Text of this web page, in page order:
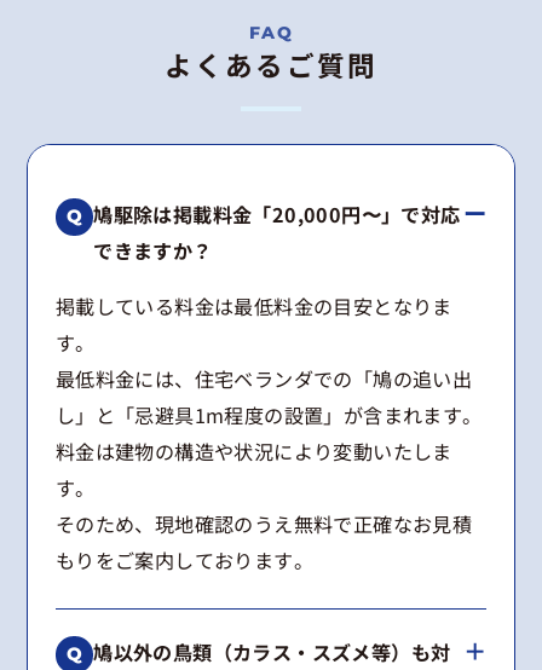
よくあるご質問
鳩駆除は掲載料金「20,000円〜」で対応
できますか？
掲載している料金は最低料金の目安となりま
す。
最低料金には、住宅ベランダでの「鳩の追い出
し」と「忌避具1m程度の設置」が含まれます。
料金は建物の構造や状況により変動いたしま
す。
そのため、現地確認のうえ無料で正確なお見積
もりをご案内しております。
鳩以外の鳥類（カラス・スズメ等）も対